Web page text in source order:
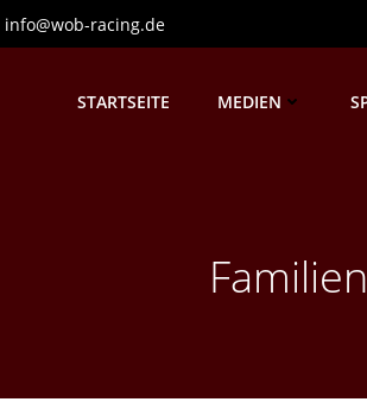
info@wob-racing.de
STARTSEITE MEDIEN